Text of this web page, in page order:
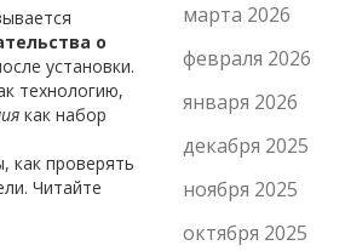
о
установки.
технологию,
как набор
как проверять
Читайте
марта 2026
февраля 2026
января 2026
декабря 2025
ноября 2025
октября 2025